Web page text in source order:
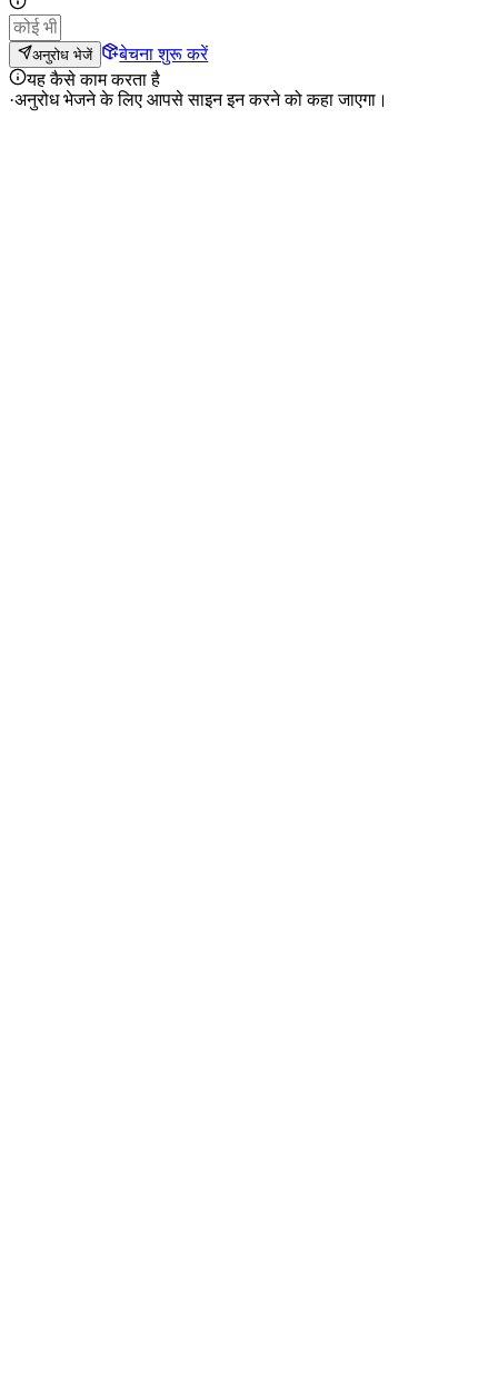
अनुरोध भेजें
बेचना शुरू करें
यह कैसे काम करता है
·अनुरोध भेजने के लिए आपसे साइन इन करने को कहा जाएगा।